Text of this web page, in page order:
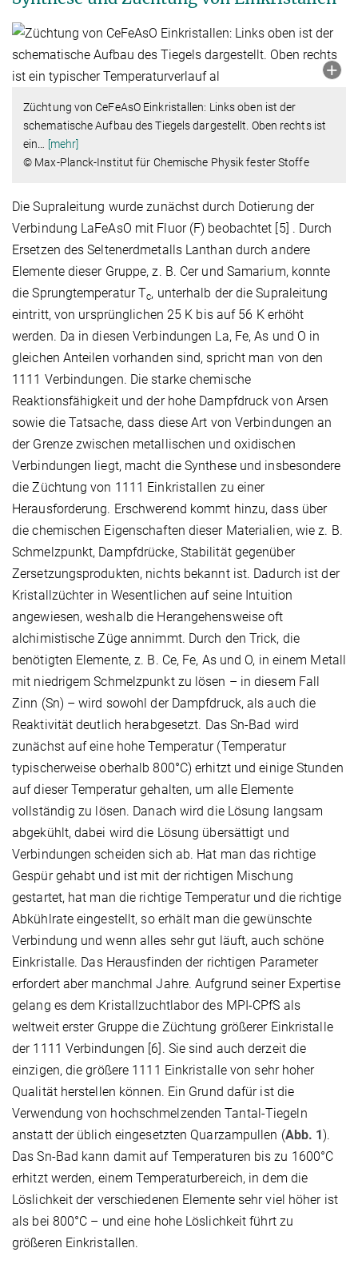
Züchtung von CeFeAsO Einkristallen: Links oben ist der
schematische Aufbau des Tiegels dargestellt. Oben rechts ist
ein… [mehr]
© Max-Planck-Institut für Chemische Physik fester Stoffe
Die Supraleitung wurde zunächst durch Dotierung der
Verbindung LaFeAsO mit Fluor (F) beobachtet [5] . Durch
Ersetzen des Seltenerdmetalls Lanthan durch andere
Elemente dieser Gruppe, z. B. Cer und Samarium, konnte
die Sprungtemperatur Tc, unterhalb der die Supraleitung
eintritt, von ursprünglichen 25 K bis auf 56 K erhöht
werden. Da in diesen Verbindungen La, Fe, As und O in
gleichen Anteilen vorhanden sind, spricht man von den
1111 Verbindungen. Die starke chemische
Reaktionsfähigkeit und der hohe Dampfdruck von Arsen
sowie die Tatsache, dass diese Art von Verbindungen an
der Grenze zwischen metallischen und oxidischen
Verbindungen liegt, macht die Synthese und insbesondere
die Züchtung von 1111 Einkristallen zu einer
Herausforderung. Erschwerend kommt hinzu, dass über
die chemischen Eigenschaften dieser Materialien, wie z. B.
Schmelzpunkt, Dampfdrücke, Stabilität gegenüber
Zersetzungsprodukten, nichts bekannt ist. Dadurch ist der
Kristallzüchter in Wesentlichen auf seine Intuition
angewiesen, weshalb die Herangehensweise oft
alchimistische Züge annimmt. Durch den Trick, die
benötigten Elemente, z. B. Ce, Fe, As und O, in einem Metall
mit niedrigem Schmelzpunkt zu lösen – in diesem Fall
Zinn (Sn) – wird sowohl der Dampfdruck, als auch die
Reaktivität deutlich herabgesetzt. Das Sn-Bad wird
zunächst auf eine hohe Temperatur (Temperatur
typischerweise oberhalb 800°C) erhitzt und einige Stunden
auf dieser Temperatur gehalten, um alle Elemente
vollständig zu lösen. Danach wird die Lösung langsam
abgekühlt, dabei wird die Lösung übersättigt und
Verbindungen scheiden sich ab. Hat man das richtige
Gespür gehabt und ist mit der richtigen Mischung
gestartet, hat man die richtige Temperatur und die richtige
Abkühlrate eingestellt, so erhält man die gewünschte
Verbindung und wenn alles sehr gut läuft, auch schöne
Einkristalle. Das Herausfinden der richtigen Parameter
erfordert aber manchmal Jahre. Aufgrund seiner Expertise
gelang es dem Kristallzuchtlabor des MPI-CPfS als
weltweit erster Gruppe die Züchtung größerer Einkristalle
der 1111 Verbindungen [6]. Sie sind auch derzeit die
einzigen, die größere 1111 Einkristalle von sehr hoher
Qualität herstellen können. Ein Grund dafür ist die
Verwendung von hochschmelzenden Tantal-Tiegeln
anstatt der üblich eingesetzten Quarzampullen (Abb. 1 ).
Das Sn-Bad kann damit auf Temperaturen bis zu 1600°C
erhitzt werden, einem Temperaturbereich, in dem die
Löslichkeit der verschiedenen Elemente sehr viel höher ist
als bei 800°C – und eine hohe Löslichkeit führt zu
größeren Einkristallen.